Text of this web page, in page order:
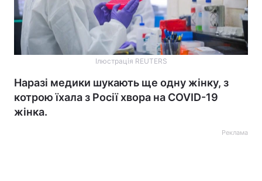
Ілюстрація REUTERS
Наразі медики шукають ще одну жінку, з
котрою їхала з Росії хвора на COVID-19
жінка.
Реклама